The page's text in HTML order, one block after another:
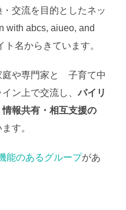
交流を目的としたネッ
with abcs, aiueo, and
名からきています。
庭や専門家と 子育て中
ン上で交流し、バイリ
情報共有・相互支援の
す。
能のあるグループがあ